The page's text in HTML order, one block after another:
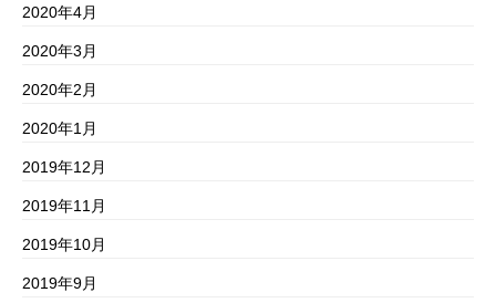
2020年4月
2020年3月
2020年2月
2020年1月
2019年12月
2019年11月
2019年10月
2019年9月